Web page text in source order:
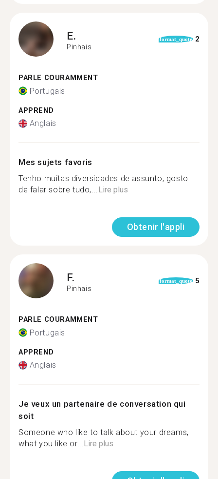
E.
Pinhais
format_quote 2
PARLE COURAMMENT
Portugais
APPREND
Anglais
Mes sujets favoris
Tenho muitas diversidades de assunto, gosto
de falar sobre tudo,...Lire plus
Obtenir l'appli
F.
Pinhais
format_quote 5
PARLE COURAMMENT
Portugais
APPREND
Anglais
Je veux un partenaire de conversation qui
soit
Someone who like to talk about your dreams,
what you like or...Lire plus